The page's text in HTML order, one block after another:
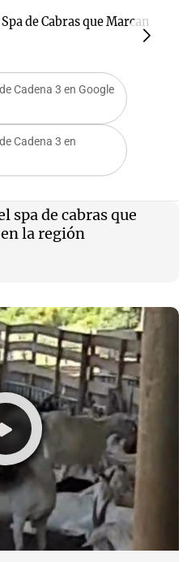
de Cabras que Marcan
Cadena 3 en Google
Cadena 3 en
spa de cabras que
la regiónLa Sole en